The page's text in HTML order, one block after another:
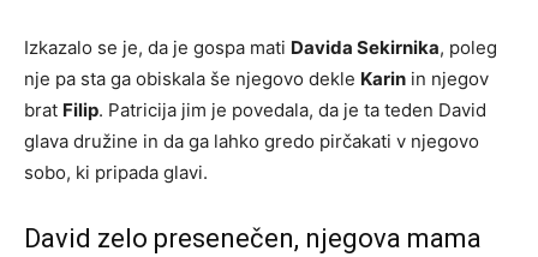
Izkazalo se je, da je gospa mati Davida Sekirnika, poleg
nje pa sta ga obiskala še njegovo dekle Karin in njegov
brat Filip. Patricija jim je povedala, da je ta teden David
glava družine in da ga lahko gredo pirčakati v njegovo
sobo, ki pripada glavi.
David zelo presenečen, njegova mama